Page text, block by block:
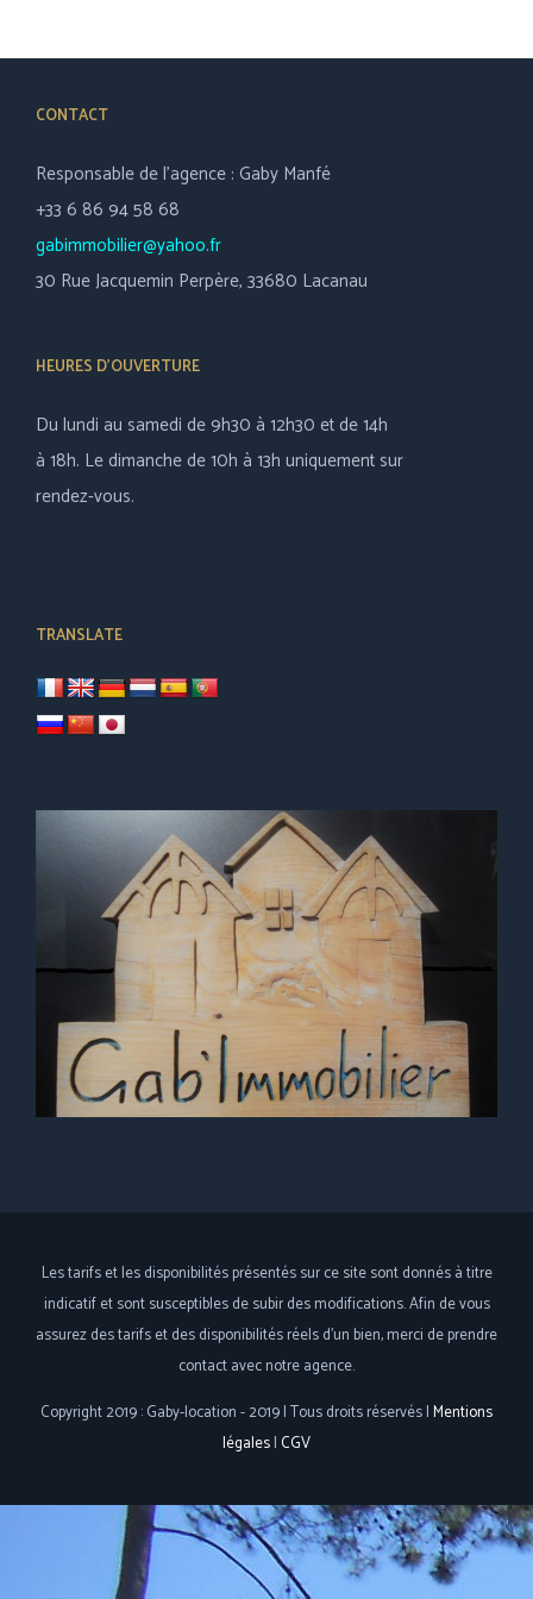
CONTACT
Responsable de l’agence : Gaby Manfé
+33 6 86 94 58 68
gabimmobilier@yahoo.fr
30 Rue Jacquemin Perpère, 33680 Lacanau
HEURES D’OUVERTURE
Du lundi au samedi de 9h30 à 12h30 et de 14h
à 18h. Le dimanche de 10h à 13h uniquement sur
rendez-vous.
TRANSLATE
Les tarifs et les disponibilités présentés sur ce site sont donnés à titre
indicatif et sont susceptibles de subir des modifications. Afin de vous
assurez des tarifs et des disponibilités réels d'un bien, merci de prendre
contact avec notre agence.
Copyright 2019 : Gaby-location - 2019 | Tous droits réservés |Mentions
légales| CGV